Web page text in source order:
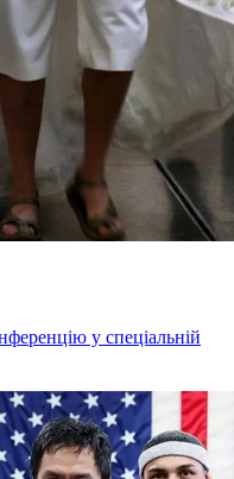
у спеціальній